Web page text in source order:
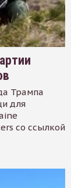
Трампа
для
со ссылкой